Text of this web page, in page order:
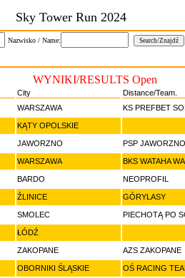
Sky Tower Run 2024
Nazwisko / Name:
WYNIKI/RESULTS Open
City Distance/Team.
WARSZAWA KS PREFBET
KĄTY OPOLSKIE
JAWORZNO PSP JAWORZNO
WARSZAWA BKS WATAHA
BARDO NEOPROFIL
ŹLINICE GÓRYLASY
SMOLEC PIECHOTĄ PO
ŁÓDŹ
ZAKOPANE AZS ZAKOPANE
OBORNIKI ŚLĄSKIE OŚ RACING